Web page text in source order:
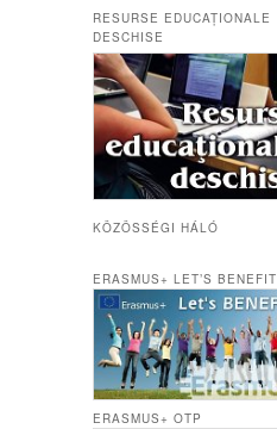
RESURSE EDUCAȚIONALE
DESCHISE
KÖZÖSSÉGI HÁLÓ
ERASMUS+ LET’S BENEFIT
ERASMUS+ OTP